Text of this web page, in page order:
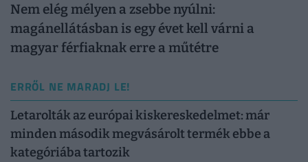
Nem elég mélyen a zsebbe nyúlni:
magánellátásban is egy évet kell várni a
magyar férfiaknak erre a műtétre
ERRŐL NE MARADJ LE!
Letarolták az európai kiskereskedelmet: már
minden második megvásárolt termék ebbe a
kategóriába tartozik